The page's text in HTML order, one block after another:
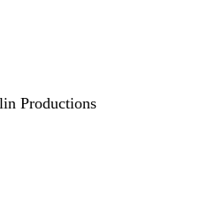
Productions